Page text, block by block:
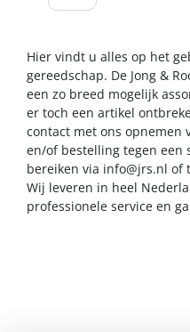
Hier vindt u alles op het
gereedschap. De Jong &
een zo breed mogelijk
er toch een artikel
contact met ons opnemen
en/of bestelling tegen een
bereiken via info@jrs.nl of
Wij leveren in heel
professionele service en